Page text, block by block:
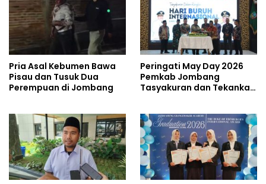
Pria Asal Kebumen Bawa
Pisau dan Tusuk Dua
Perempuan di Jombang
Peringati May Day 2026
Pemkab Jombang
Tasyakuran dan Tekankan